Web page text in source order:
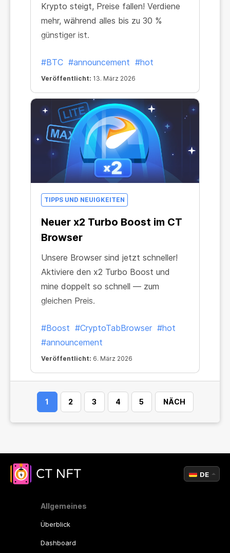
Krypto steigt, Preise fallen! Verdiene
mehr, während alles bis zu 30 %
günstiger ist.
#BTC #announcement #hot
Veröffentlicht: 13. März 2026
TIPPS UND NEUIGKEITEN
Neuer x2 Turbo Boost im CT
Browser
Unsere Browser sind jetzt schneller!
Aktiviere den x2 Turbo Boost und
mine doppelt so schnell — zum
gleichen Preis.
#Boost #CryptoTabBrowser #hot
#announcement
Veröffentlicht: 6. März 2026
1 2 3 4 5 NÄCH
Allgemeines
Überblick
Dashboard
DE